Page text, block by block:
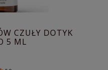
CZUŁY DOTYK
5 ML